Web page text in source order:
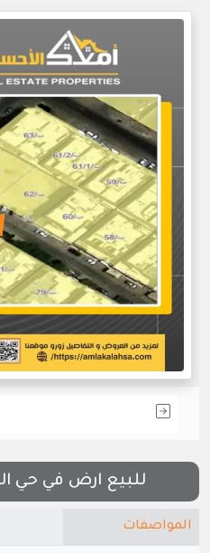
للبيع ارض في حي المزروع
المواصفات